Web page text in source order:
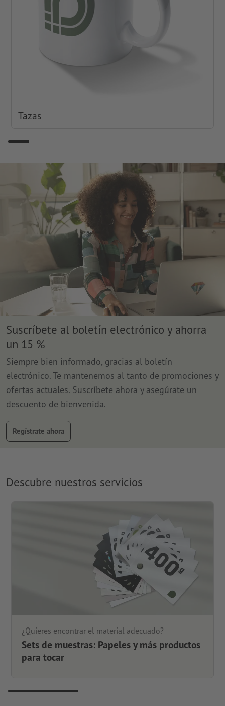
Tazas
Suscríbete al boletín electrónico y ahorra
un 15 %
Siempre bien informado, gracias al boletín
electrónico. Te mantenemos al tanto de promociones y
ofertas actuales. Suscríbete ahora y asegúrate un
descuento de bienvenida.
Regístrate ahora
Descubre nuestros servicios
¿Quieres encontrar el material adecuado?
Sets de muestras: Papeles y más productos
para tocar